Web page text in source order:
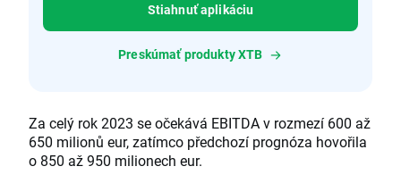
Stiahnuť aplikáciu
Preskúmať produkty XTB
Za celý rok 2023 se očekává EBITDA v rozmezí 600 až
650 milionů eur, zatímco předchozí prognóza hovořila
o 850 až 950 milionech eur.